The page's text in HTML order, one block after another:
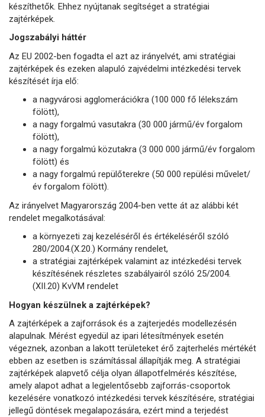
készíthetők. Ehhez nyújtanak segítséget a stratégiai
zajtérképek.
Jogszabályi háttér
Az EU 2002-ben fogadta el azt az irányelvét, ami stratégiai
zajtérképek és ezeken alapuló zajvédelmi intézkedési tervek
készítését írja elő:
a nagyvárosi agglomerációkra (100 000 fő lélekszám
fölött),
a nagy forgalmú vasutakra (30 000 jármű/év forgalom
fölött),
a nagy forgalmú közutakra (3 000 000 jármű/év forgalom
fölött) és
a nagy forgalmú repülőterekre (50 000 repülési művelet/
év forgalom fölött).
Az irányelvet Magyarország 2004-ben vette át az alábbi két
rendelet megalkotásával:
a környezeti zaj kezeléséről és értékeléséről szóló
280/2004.(X.20.) Kormány rendelet,
a stratégiai zajtérképek valamint az intézkedési tervek
készítésének részletes szabályairól szóló 25/2004.
(XII.20) KvVM rendelet
Hogyan készülnek a zajtérképek?
A zajtérképek a zajforrások és a zajterjedés modellezésén
alapulnak. Mérést egyedül az ipari létesítmények esetén
végeznek, azonban a lakott területeket érő zajterhelés mértékét
ebben az esetben is számítással állapítják meg. A stratégiai
zajtérképek alapvető célja olyan állapotfelmérés készítése,
amely alapot adhat a legjelentősebb zajforrás-csoportok
kezelésére vonatkozó intézkedési tervek készítésére, stratégiai
jellegű döntések megalapozására, ezért mind a terjedést